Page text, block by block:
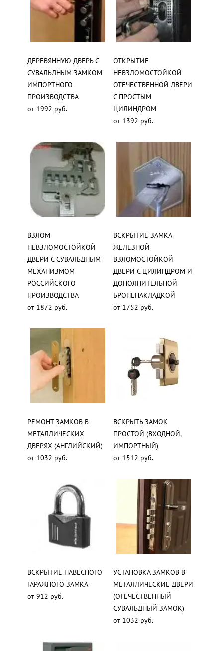
ДЕРЕВЯННУЮ ДВЕРЬ С
СУВАЛЬДНЫМ ЗАМКОМ
ИМПОРТНОГО
ПРОИЗВОДСТВА
от 1992 руб.
ОТКРЫТИЕ
НЕВЗЛОМОСТОЙКОЙ
ОТЕЧЕСТВЕННОЙ ДВЕРИ
С ПРОСТЫМ
ЦИЛИНДРОМ
от 1392 руб.
ВЗЛОМ
НЕВЗЛОМОСТОЙКОЙ
ДВЕРИ С СУВАЛЬДНЫМ
МЕХАНИЗМОМ
РОССИЙСКОГО
ПРОИЗВОДСТВА
от 1872 руб.
ВСКРЫТИЕ ЗАМКА
ЖЕЛЕЗНОЙ
ВЗЛОМОСТОЙКОЙ
ДВЕРИ С ЦИЛИНДРОМ И
ДОПОЛНИТЕЛЬНОЙ
БРОНЕНАКЛАДКОЙ
от 1752 руб.
РЕМОНТ ЗАМКОВ В
МЕТАЛЛИЧЕСКИХ
ДВЕРЯХ (АНГЛИЙСКИЙ)
от 1032 руб.
ВСКРЫТЬ ЗАМОК
ПРОСТОЙ (ВХОДНОЙ,
ИМПОРТНЫЙ)
от 1512 руб.
ВСКРЫТИЕ НАВЕСНОГО
ГАРАЖНОГО ЗАМКА
от 912 руб.
УСТАНОВКА ЗАМКОВ В
МЕТАЛЛИЧЕСКИЕ ДВЕРИ
(ОТЕЧЕСТВЕННЫЙ
СУВАЛЬДНЫЙ ЗАМОК)
от 1032 руб.